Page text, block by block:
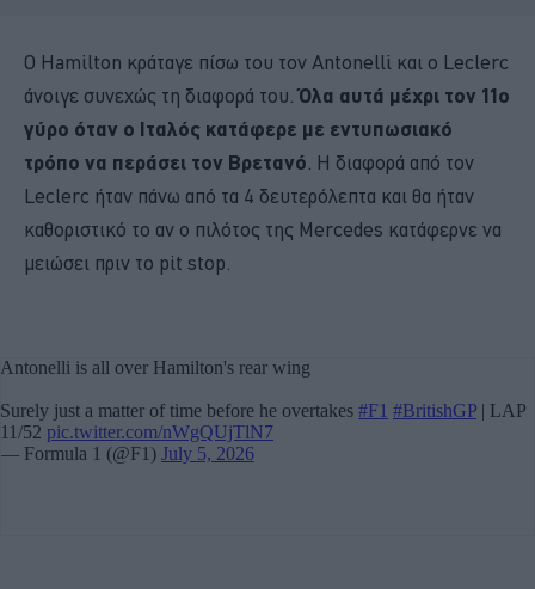
Ο Hamilton κράταγε πίσω του τον Antonelli και ο Leclerc
άνοιγε συνεχώς τη διαφορά του.Όλα αυτά μέχρι τον 11ο
γύρο όταν ο Ιταλός κατάφερε με εντυπωσιακό
τρόπο να περάσει τον Βρετανό . Η διαφορά από τον
Leclerc ήταν πάνω από τα 4 δευτερόλεπτα και θα ήταν
καθοριστικό το αν ο πιλότος της Mercedes κατάφερνε να
μειώσει πριν το pit stop.